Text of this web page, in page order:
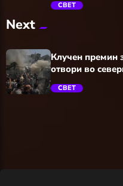
trending_flat
СВЕТ
Next
Клучен премин
отвори во
СВЕТ